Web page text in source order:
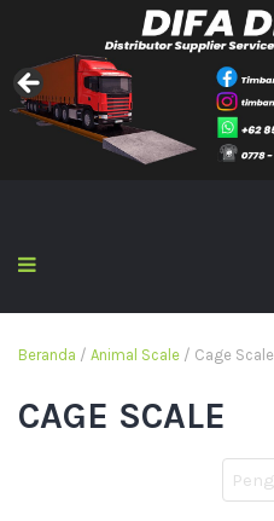
Beranda / Animal Scale / Cage Scale
CAGE SCALE